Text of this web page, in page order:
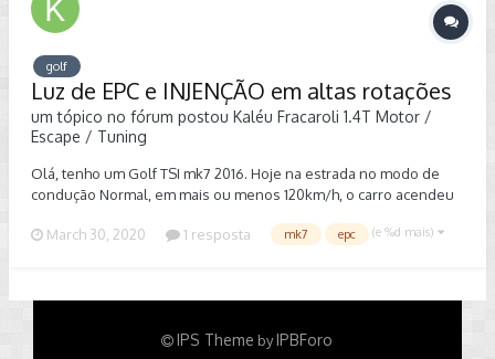
golf
Luz de EPC e INJENÇÃO em altas rotações
um tópico no fórum postou Kaléu Fracaroli 1.4T Motor /
Escape / Tuning
Olá, tenho um Golf TSI mk7 2016. Hoje na estrada no modo de
condução Normal, em mais ou menos 120km/h, o carro acendeu
falhar e tremer, e não trocava as marchas no modo automático,
funcionava perfeitamente. Cheguei tarde em casa e amanhã
que pode ser ou já tiveram esse tipo de problema? Obs: Vale
March 30, 2020 1 resposta mk7 epc (e %d mais)
IPS Theme byIPBForo